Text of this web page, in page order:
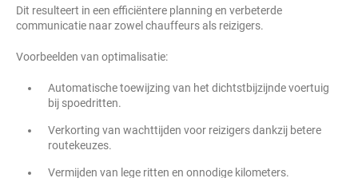
Dit resulteert in een efficiëntere planning en verbeterde
communicatie naar zowel chauffeurs als reizigers.
Voorbeelden van optimalisatie:
Automatische toewijzing van het dichtstbijzijnde voertuig
bij spoedritten.
Verkorting van wachttijden voor reizigers dankzij betere
routekeuzes.
Vermijden van lege ritten en onnodige kilometers.